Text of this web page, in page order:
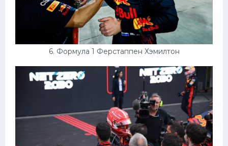
6. Формула 1 Ферстаппен Хэмилтон